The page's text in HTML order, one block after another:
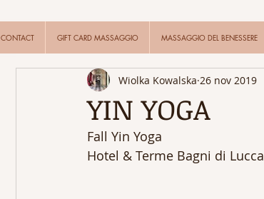
CONTACT GIFT CARD MASSAGGIO MASSAGGIO DEL BENESSERE
YIN YOGA
Wiolka Kowalska 26 nov 2019
Fall Yin Yoga
Hotel & Terme Bagni di Lucca